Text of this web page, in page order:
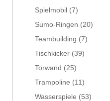
Spielmobil (7)
Sumo-Ringen (20)
Teambuilding (7)
Tischkicker (39)
Torwand (25)
Trampoline (11)
Wasserspiele (53)